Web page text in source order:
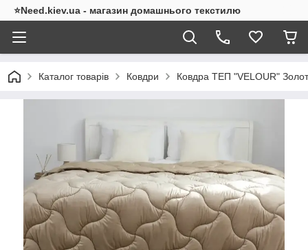
⭐Need.kiev.ua - магазин домашнього текстилю
Каталог товарів Ковдри Ковдра ТЕП "VELOUR"